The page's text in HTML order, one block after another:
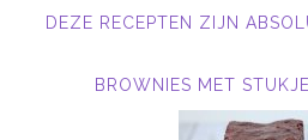
DEZE RECEPTEN ZIJN
BROWNIES MET